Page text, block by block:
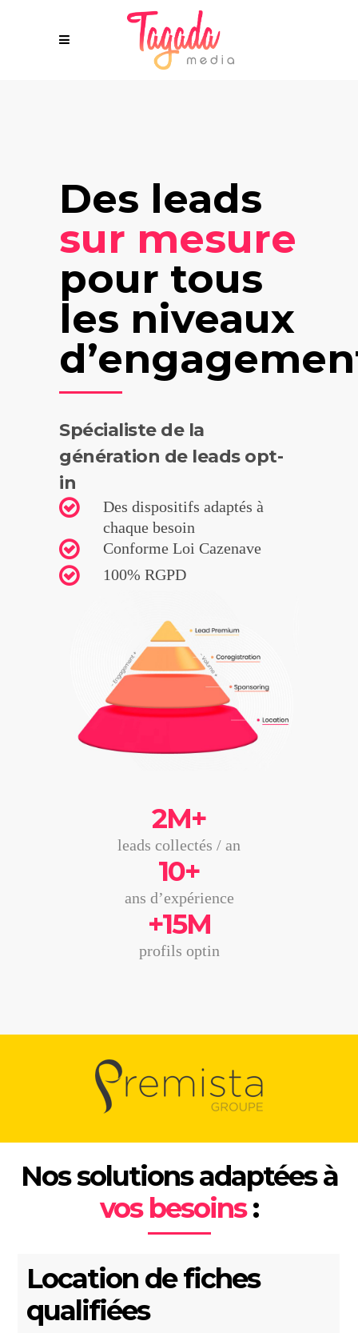
Des leads
sur mesure
pour tous
les niveaux
Spécialiste de la
génération de leads opt-
in
Des dispositifs adaptés à
chaque besoin
Conforme Loi Cazenave
100% RGPD
2M+
leads collectés / an
10+
ans d’expérience
+15M
profils optin
Nos solutions adaptées à
vos besoins:
Location de fiches
qualifiées